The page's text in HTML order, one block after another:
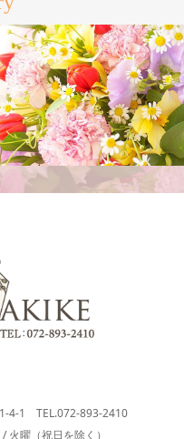
花束
4-1 TEL.072-893-2410
火曜（祝日を除く）